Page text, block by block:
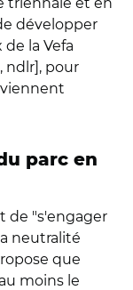
développer
la Vefa
ndlr], pour
parc en
de "s'engager
neutralité
que
moins le